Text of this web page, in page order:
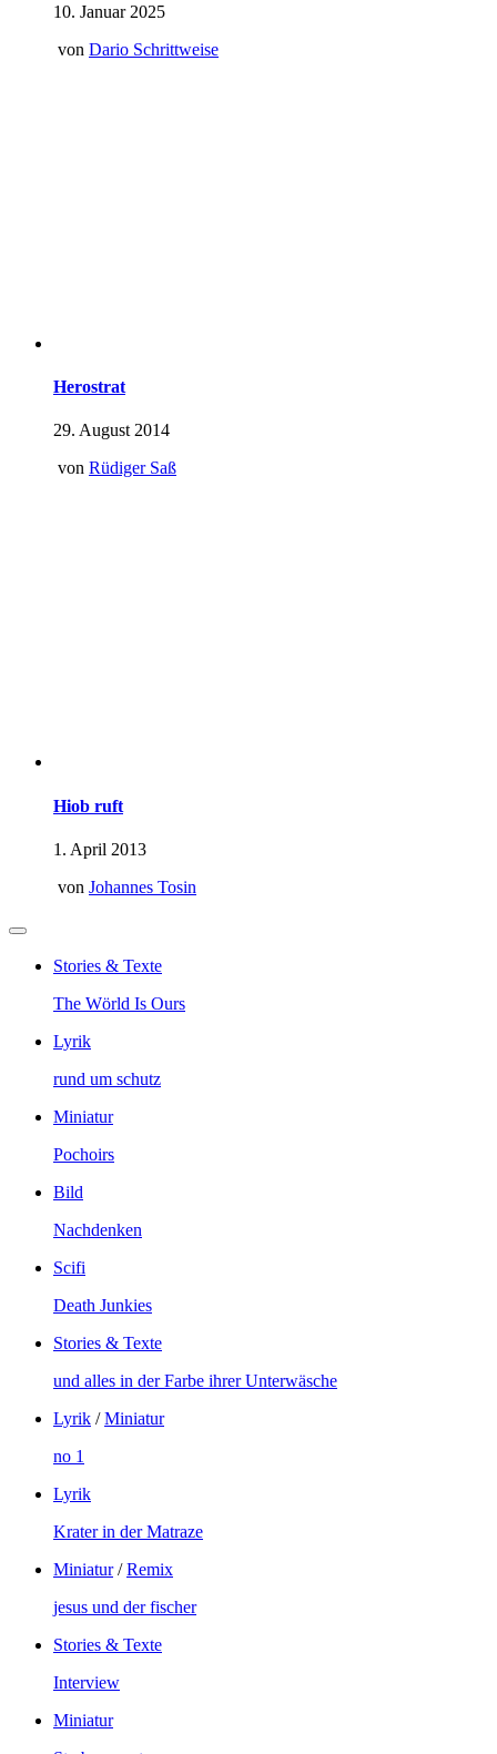
10. Januar 2025
von Dario Schrittweise
Herostrat
29. August 2014
von Rüdiger Saß
Hiob ruft
1. April 2013
von Johannes Tosin
Stories & Texte
The Wörld Is Ours
Lyrik
rund um schutz
Miniatur
Pochoirs
Bild
Nachdenken
Scifi
Death Junkies
Stories & Texte
und alles in der Farbe ihrer Unterwäsche
Lyrik /Miniatur
no 1
Lyrik
Krater in der Matraze
Miniatur/Remix
jesus und der fischer
Stories & Texte
Interview
Miniatur